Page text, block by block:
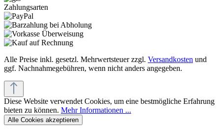
Zahlungsarten
Alle Preise inkl. gesetzl. Mehrwertsteuer zzgl. Versandkosten und
ggf. Nachnahmegebühren, wenn nicht anders angegeben.
Diese Website verwendet Cookies, um eine bestmögliche Erfahrung
bieten zu können. Mehr Informationen ...
Alle Cookies akzeptieren